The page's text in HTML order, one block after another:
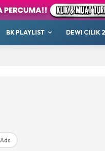
BK PLAYLIST DEWI CILIK
Ads